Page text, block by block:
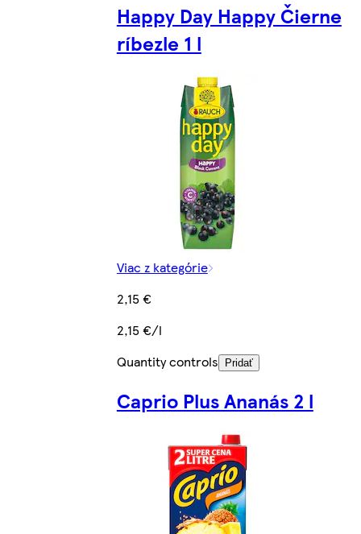
Happy Day Happy Čierne
ríbezle 1 l
Viac z kategórie
2,15 €
2,15 €/l
Quantity controls
Pridať
Caprio Plus Ananás 2 l